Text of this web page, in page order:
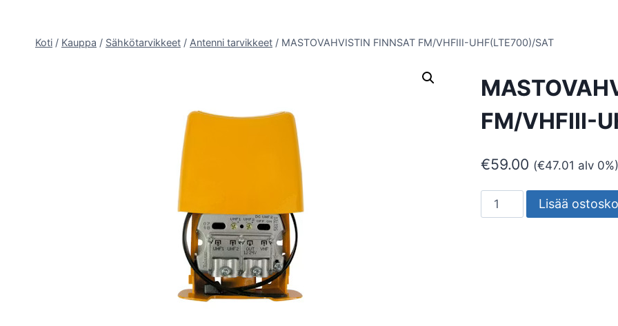
Koti / Kauppa / Sähkötarvikkeet / Antenni tarvikkeet / MASTOVAHVISTIN FINNSAT FM/VHFIII-UHF(LTE700)/SAT
FM/VHFIII-
€59.00 (€47.01 alv 0%)
MASTOVAHVISTIN
FINNSAT
Lisää